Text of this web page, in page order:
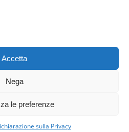
Accetta
Nega
le preferenze
sulla Privacy
by WordPress